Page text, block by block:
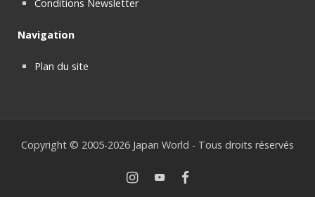
Conditions Newsletter
Navigation
Plan du site
Copyright © 2005-2026 Japan World - Tous droits réservés